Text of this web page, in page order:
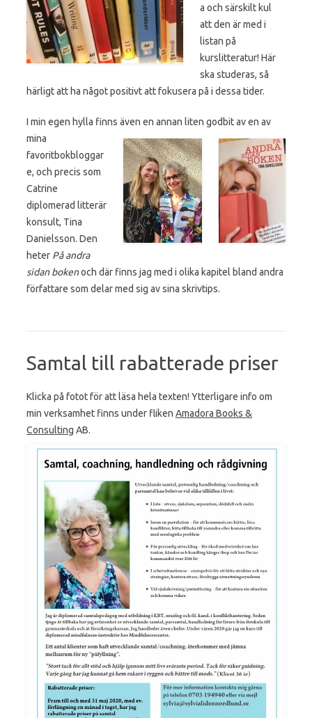
a och särskilt kul
att den är med i
listan på
kurslitteratur! Här
ska studeras, så
härligt att ha något positivt att fokusera på i dessa tider.
I min egen hylla finns även en annan liten godbit av en av
mina
favoritbokbloggar
e, och precis som
Catrine
diplomerad litterär
konsult, Tina
Danielsson. Den
heter På andra
sidan bokenoch där finns jag med i olika kapitel bland andra
författare som delar med sig av sina skrivtips.
Samtal till rabatterade priser
Klicka på fotot för att läsa hela texten! Ytterligare info om
min verksamhet finns under fliken Amadora Books &
Consulting AB.